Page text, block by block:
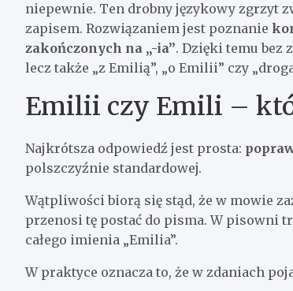
niepewnie. Ten drobny językowy zgrzyt
zapisem. Rozwiązaniem jest poznanie
zakończonych na „-ia”. Dzięki temu bez
lecz także „z Emilią”, „o Emilii” czy
Emilii czy Emili –
Najkrótsza odpowiedź jest prosta:
polszczyźnie standardowej.
Wątpliwości biorą się stąd, że w mowie
przenosi tę postać do pisma. W pisowni
całego imienia „Emilia”.
W praktyce oznacza to, że w zdaniach